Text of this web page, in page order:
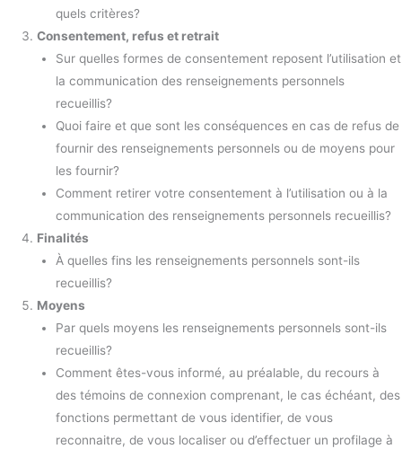
quels critères?
Consentement, refus et retrait
Sur quelles formes de consentement reposent l’utilisation et
la communication des renseignements personnels
recueillis?
Quoi faire et que sont les conséquences en cas de refus de
fournir des renseignements personnels ou de moyens pour
les fournir?
Comment retirer votre consentement à l’utilisation ou à la
communication des renseignements personnels recueillis?
Finalités
À quelles fins les renseignements personnels sont-ils
recueillis?
Moyens
Par quels moyens les renseignements personnels sont-ils
recueillis?
Comment êtes-vous informé, au préalable, du recours à
des témoins de connexion comprenant, le cas échéant, des
fonctions permettant de vous identifier, de vous
reconnaitre, de vous localiser ou d’effectuer un profilage à